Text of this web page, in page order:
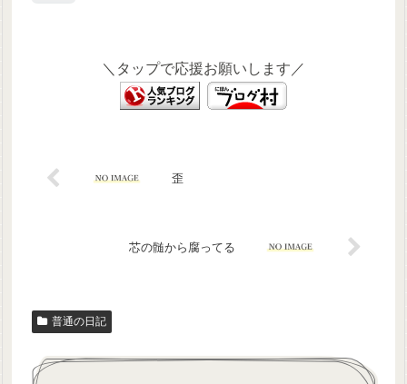
＼タップで応援お願いします／
歪
芯の髄から腐ってる
普通の日記